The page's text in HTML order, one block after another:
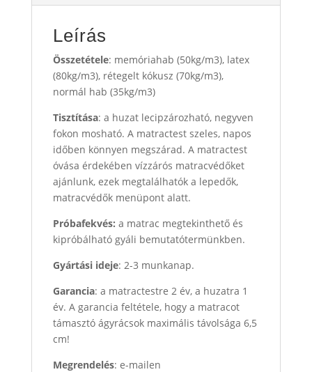
Leírás
Összetétele: memóriahab (50kg/m3), latex
(80kg/m3), rétegelt kókusz (70kg/m3),
normál hab (35kg/m3)
Tisztítása: a huzat lecipzározható, negyven
fokon mosható. A matractest szeles, napos
időben könnyen megszárad. A matractest
óvása érdekében vízzárós matracvédőket
ajánlunk, ezek megtalálhatók a lepedők,
matracvédők menüpont alatt.
Próbafekvés: a matrac megtekinthető és
kipróbálható gyáli bemutatótermünkben.
Gyártási ideje: 2-3 munkanap.
Garancia: a matractestre 2 év, a huzatra 1
év. A garancia feltétele, hogy a matracot
támasztó ágyrácsok maximális távolsága 6,5
cm!
Megrendelés: e-mailen